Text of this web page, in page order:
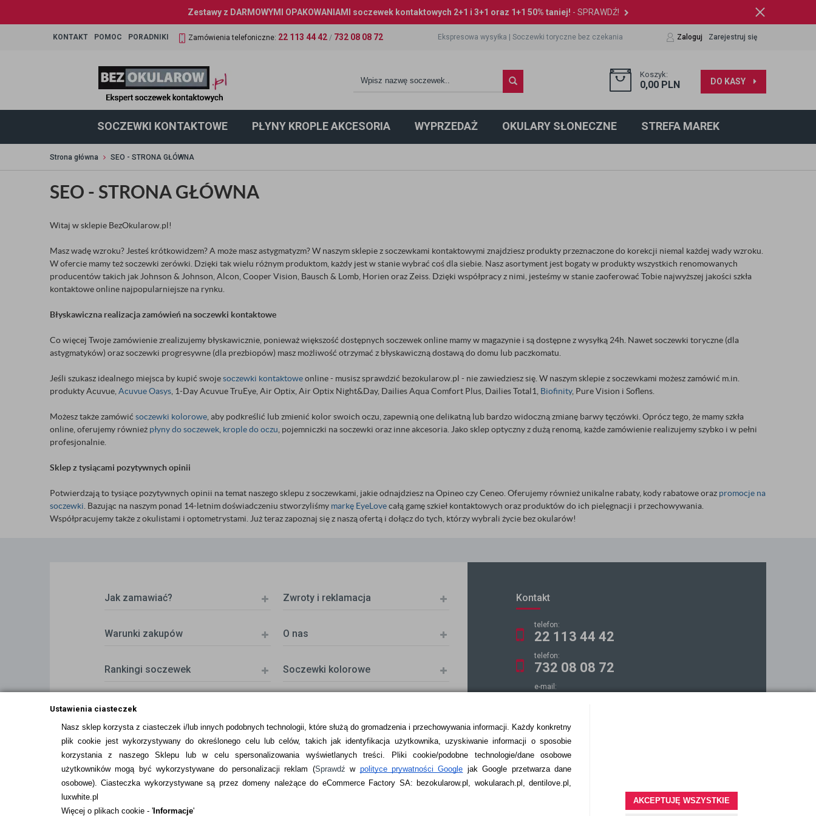
Ustawienia ciasteczek
Nasz sklep korzysta z ciasteczek i/lub innych podobnych technologii, które służą do gromadzenia i przechowywania informacji. Każdy konkretny
plik cookie jest wykorzystywany do określonego celu lub celów, takich jak identyfikacja użytkownika, uzyskiwanie informacji o sposobie
korzystania z naszego Sklepu lub w celu spersonalizowania wyświetlanych treści.
Pliki cookie/podobne technologie/dane osobowe
użytkowników mogą być wykorzystywane do personalizacji reklam (Sprawdźw polityce prywatności Google jak Google przetwarza dane
osobowe). Ciasteczka wykorzystywane są przez domeny należące do eCommerce Factory SA: bezokularow.pl, wokularach.pl, dentilove.pl,
luxwhite.pl
Więcej o plikach cookie - 'Informacje'
AKCEPTUJĘ WSZYSTKIE
Zestawy z DARMOWYMI OPAKOWANIAMI soczewek kontaktowych 2+1 i 3+1 oraz 1+1 50% taniej! - SPRAWDŹ!
KONTAKT POMOC PORADNIKI Zamówienia telefoniczne: 22 113 44 42 / 732 08 08 72 Ekspresowa wysyłka |Soczewki toryczne bez czekania Zaloguj Zarejestruj się
Koszyk:
0,00 PLN DO KASY
SOCZEWKI KONTAKTOWE PŁYNY KROPLE AKCESORIA WYPRZEDAŻ OKULARY SŁONECZNE STREFA MAREK
Strona główna SEO - STRONA GŁÓWNA
SEO - STRONA GŁÓWNA
Witaj w sklepie BezOkularow.pl!
Masz wadę wzroku? Jesteś krótkowidzem? A może masz astygmatyzm? W naszym sklepie z soczewkami kontaktowymi znajdziesz produkty przeznaczone do korekcji niemal każdej wady wzroku.
W ofercie mamy też soczewki zerówki. Dzięki tak wielu różnym produktom, każdy jest w stanie wybrać coś dla siebie. Nasz asortyment jest bogaty w produkty wszystkich renomowanych
producentów takich jak Johnson & Johnson, Alcon, Cooper Vision, Bausch & Lomb, Horien oraz Zeiss. Dzięki współpracy z nimi, jesteśmy w stanie zaoferować Tobie najwyższej jakości szkła
kontaktowe online najpopularniejsze na rynku.
Błyskawiczna realizacja zamówień na soczewki kontaktowe
Co więcej Twoje zamówienie zrealizujemy błyskawicznie, ponieważ większość dostępnych soczewek online mamy w magazynie i są dostępne z wysyłką 24h. Nawet soczewki toryczne (dla
astygmatyków) oraz soczewki progresywne (dla prezbiopów) masz możliwość otrzymać z błyskawiczną dostawą do domu lub paczkomatu.
Jeśli szukasz idealnego miejsca by kupić swojesoczewki kontaktoweonline - musisz sprawdzić bezokularow.pl - nie zawiedziesz się. W naszym sklepie z soczewkami możesz zamówić m.in.
produkty Acuvue, Acuvue Oasys , 1-Day Acuvue TruEye, Air Optix, Air Optix Night&Day, Dailies Aqua Comfort Plus, Dailies Total1, Biofinity, Pure Vision i Soflens.
Możesz także zamówić soczewki kolorowe , aby podkreślić lub zmienić kolor swoich oczu, zapewnią one delikatną lub bardzo widoczną zmianę barwy tęczówki. Oprócz tego, że mamy szkła
online, oferujemy również płyny do soczewek krople do oczu , pojemniczki na soczewki oraz inne akcesoria. Jako sklep optyczny z dużą renomą, każde zamówienie realizujemy szybko i w pełni
profesjonalnie.
Sklep z tysiącami pozytywnych opinii
Potwierdzają to tysiące pozytywnych opinii na temat naszego sklepu z soczewkami, jakie odnajdziesz na Opineo czy Ceneo. Oferujemy również unikalne rabaty, kody rabatowe oraz promocje na
soczewki . Bazując na naszym ponad 14-letnim doświadczeniu stworzyliśmy markę EyeLovecałą gamę szkieł kontaktowych oraz produktów do ich pielęgnacji i przechowywania.
Współpracujemy także z okulistami i optometrystami. Już teraz zapoznaj się z naszą ofertą i dołącz do tych, którzy wybrali życie bez okularów!
Jak zamawiać? Zwroty i reklamacja
Warunki zakupów O nas
Rankingi soczewek Soczewki kolorowe
Zwrot (odstąpienie od umowy)
ZMIEŃ USTAWIENIA ZGODY NA CIASTECZKA
Kontakt
telefon:
22 113 44 42
telefon:
732 08 08 72
e-mail: